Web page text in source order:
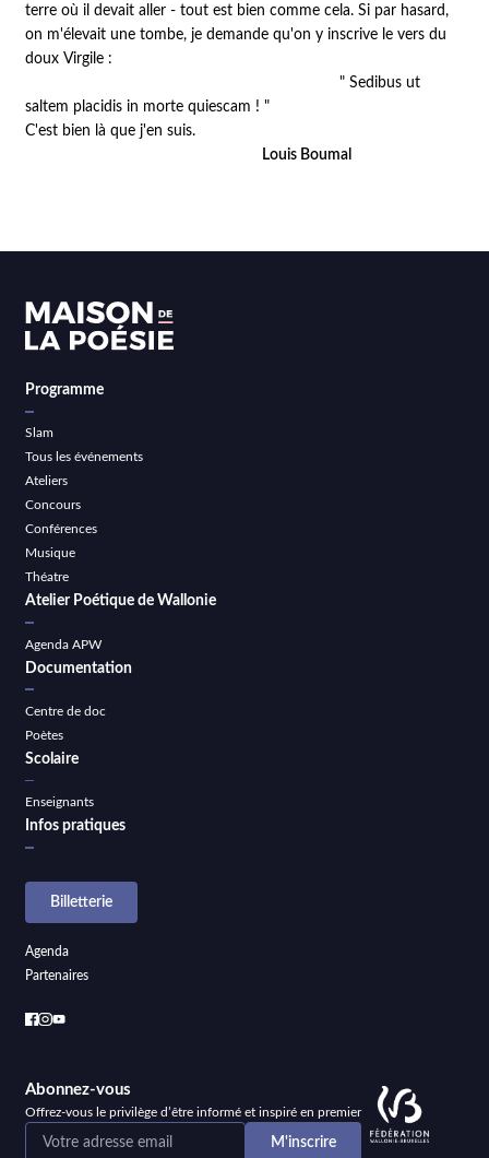
terre où il devait aller - tout est bien comme cela. Si par hasard,
on m'élevait une tombe, je demande qu'on y inscrive le vers du
doux Virgile :
" Sedibus ut
saltem placidis in morte quiescam ! "
C'est bien là que j'en suis.
Louis Boumal
Programme
Slam
Tous les événements
Ateliers
Concours
Conférences
Musique
Théatre
Atelier Poétique de Wallonie
Agenda APW
Documentation
Centre de doc
Poètes
Scolaire
Enseignants
Infos pratiques
Billetterie
Agenda
Partenaires
Abonnez-vous
Offrez-vous le privilège d’être informé et inspiré en premier